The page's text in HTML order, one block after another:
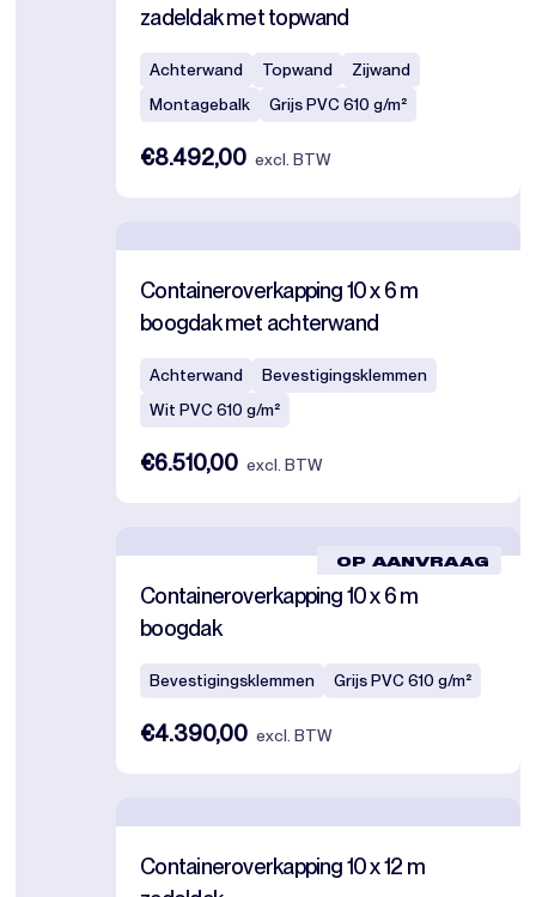
zadeldak met topwand
Achterwand Topwand
Zijwand
Montagebalk
Grijs PVC 610 g/m²
€8.492,00 excl. BTW
Containeroverkapping 10 x 6 m
boogdak met achterwand
Achterwand
Bevestigingsklemmen
Wit PVC 610 g/m²
€6.510,00 excl. BTW
OP AANVRAAG
Containeroverkapping 10 x 6 m
boogdak
Bevestigingsklemmen Grijs PVC 610 g/m²
€4.390,00 excl. BTW
Containeroverkapping 10 x 12 m